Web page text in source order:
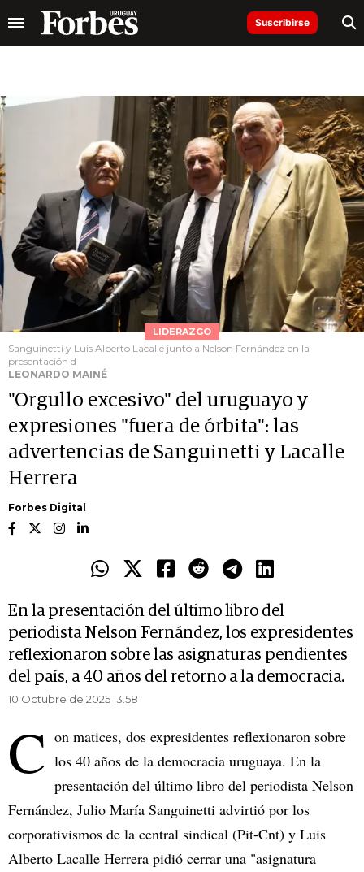
Suscribirse
LIDERAZGO
Sanguinetti y Luis Alberto Lacalle junto a Nelson Fernández en la
presentación d
LEONARDO MAINÉ
"Orgullo excesivo" del uruguayo y
expresiones "fuera de órbita": las
advertencias de Sanguinetti y Lacalle
Herrera
Forbes Digital
En la presentación del último libro del
periodista Nelson Fernández, los expresidentes
reflexionaron sobre las asignaturas pendientes
del país, a 40 años del retorno a la democracia.
10 Octubre de 2025 13.58
C on matices, dos expresidentes reflexionaron sobre
los 40 años de la democracia uruguaya. En la
presentación del último libro del periodista Nelson
Fernández, Julio María Sanguinetti advirtió por los
corporativismos de la central sindical (Pit-Cnt) y Luis
Alberto Lacalle Herrera pidió cerrar una "asignatura